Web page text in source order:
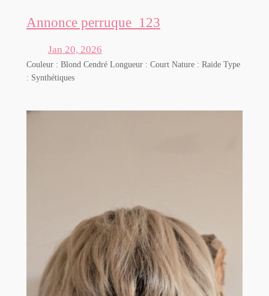
Annonce perruque_123
Jan 20, 2026
Couleur : Blond Cendré Longueur : Court Nature : Raide Type
: Synthétiques